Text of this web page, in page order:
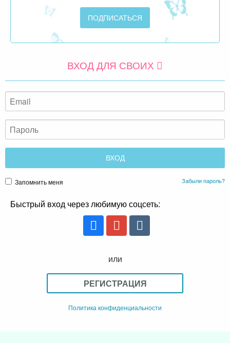
ВХОД ДЛЯ СВОИХ
Запомнить меня Забыли пароль?
Быстрый вход через любимую соцсеть:
или
РЕГИСТРАЦИЯ
Политика конфиденциальности